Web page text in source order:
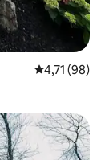
4,71 de uma
4,71 (98)